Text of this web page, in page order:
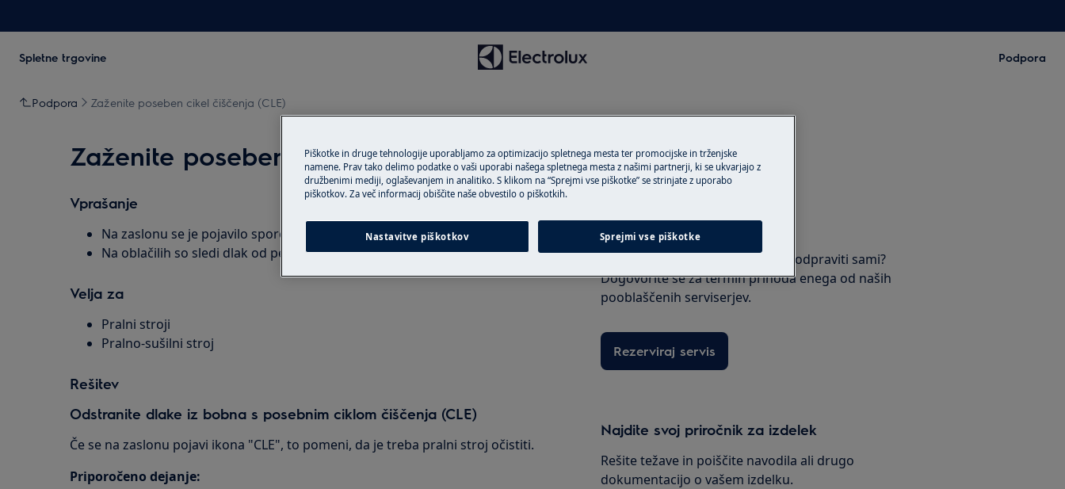
Spletne trgovine Podpora
Podpora Zaženite poseben cikel čiščenja (CLE)
Zaženite poseben cikel čiščenja (CLE)
Vprašanje
Na zaslonu se je pojavilo sporočilo CLE
Na oblačilih so sledi dlak od perila
Velja za
Pralni stroji
Pralno-sušilni stroj
Rešitev
Odstranite dlake iz bobna s posebnim ciklom čiščenja (CLE)
Če se na zaslonu pojavi ikona "CLE", to pomeni, da je treba pralni stroj očistiti.
Priporočeno dejanje:
Naročite serviserja
Ali imate težavo, ki jo ne morete odpraviti sami?
Dogovorite se za termin prihoda enega od naših
pooblaščenih serviserjev.
Rezerviraj servis
Najdite svoj priročnik za izdelek
Rešite težave in poiščite navodila ali drugo
dokumentacijo o vašem izdelku.
Piškotke in druge tehnologije uporabljamo za optimizacijo spletnega mesta ter promocijske in trženjske
namene. Prav tako delimo podatke o vaši uporabi našega spletnega mesta z našimi partnerji, ki se ukvarjajo z
družbenimi mediji, oglaševanjem in analitiko. S klikom na “Sprejmi vse piškotke” se strinjate z uporabo
piškotkov. Za več informacij obiščite naše obvestilo o piškotkih.
Nastavitve piškotkov Sprejmi vse piškotke